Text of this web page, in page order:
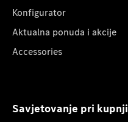
Konfigurator
Aktualna ponuda i akcije
Accessories
Savjetovanje pri kupnji